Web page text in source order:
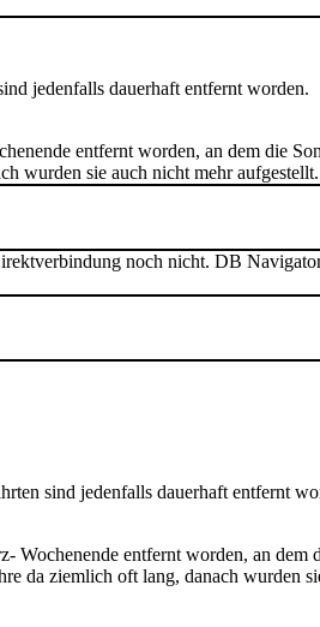
jedenfalls dauerhaft entfernt worden.
entfernt worden, an dem die
wurden sie auch nicht mehr aufgestellt.
noch nicht. DB
sind jedenfalls dauerhaft entfernt
entfernt worden, an
da ziemlich oft lang, danach wurden